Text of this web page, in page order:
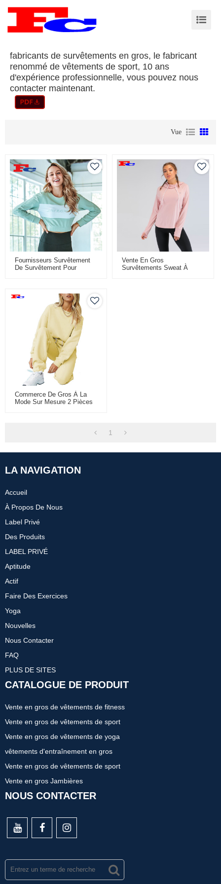
fabricants de survêtements en gros, le fabricant
renommé de vêtements de sport, 10 ans
d'expérience professionnelle, vous pouvez nous
contacter maintenant.
Vue
Fournisseurs Survêtement
De Survêtement Pour
Vente En Gros
Survêtements Sweat À
Commerce De Gros À La
Mode Sur Mesure 2 Pièces
1
LA NAVIGATION
Accueil
À Propos De Nous
Label Privé
Des Produits
LABEL PRIVÉ
Aptitude
Actif
Faire Des Exercices
Yoga
Nouvelles
Nous Contacter
FAQ
PLUS DE SITES
CATALOGUE DE PRODUIT
Vente en gros de vêtements de fitness
Vente en gros de vêtements de sport
Vente en gros de vêtements de yoga
vêtements d'entraînement en gros
Vente en gros de vêtements de sport
Vente en gros Jambières
NOUS CONTACTER